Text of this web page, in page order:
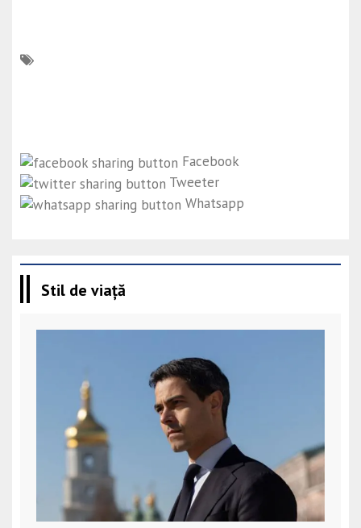
Facebook
Tweeter
Whatsapp
Stil de viață